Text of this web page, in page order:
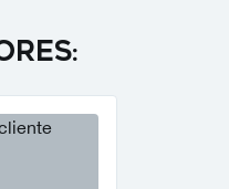
do setor imobiliário
Revolucionámos a